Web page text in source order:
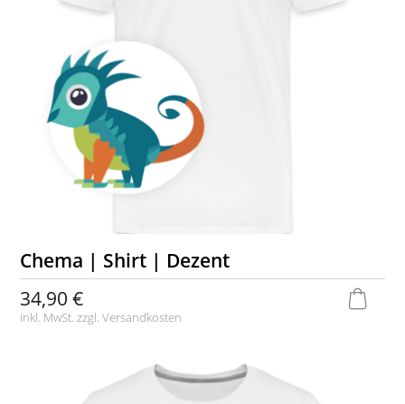
Chema | Shirt | Dezent
34,90 €
inkl. MwSt. zzgl.Versandkosten